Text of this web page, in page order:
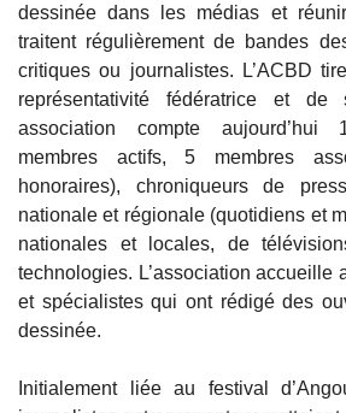
dessinée dans les médias et
traitent régulièrement de bandes
critiques ou journalistes. L’ACBD
représentativité fédératrice et de
association compte aujourd’hui
membres actifs, 5 membres
honoraires), chroniqueurs de
nationale et régionale (quotidiens et
nationales et locales, de
technologies. L’association accueille
et spécialistes qui ont rédigé des
dessinée.
Initialement liée au festival